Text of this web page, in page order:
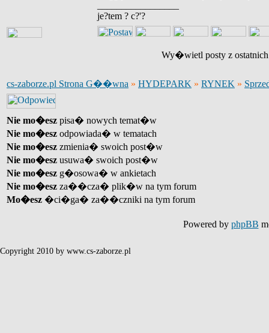
je?tem ? c?'?
Wy�wietl posty z
cs-zaborze.pl Strona G��wna » HYDEPARK » RYNEK »
Nie mo�esz pisa� nowych temat�w
Nie mo�esz odpowiada� w tematach
Nie mo�esz zmienia� swoich post�w
Nie mo�esz usuwa� swoich post�w
Nie mo�esz g�osowa� w ankietach
Nie mo�esz za��cza� plik�w na tym forum
Mo�esz �ci�ga� za��czniki na tym forum
Powered by phpBB
Copyright 2010 by www.cs-zaborze.pl